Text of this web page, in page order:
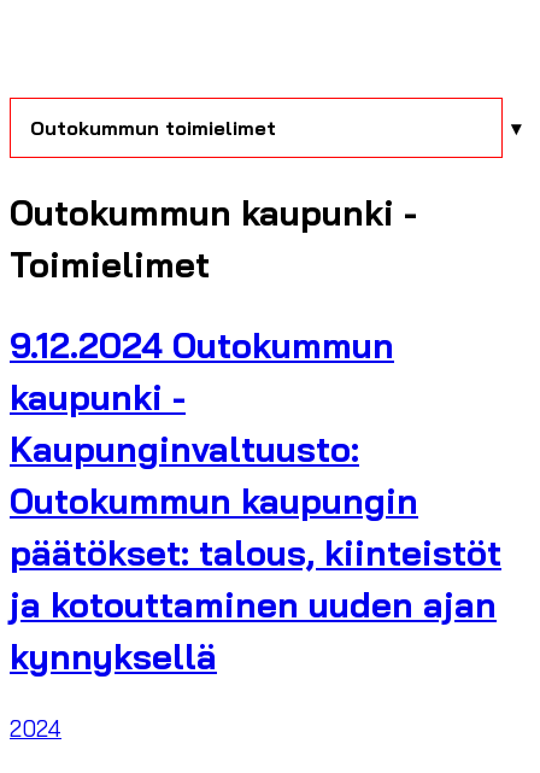
Outokummun toimielimet
Outokummun kaupunki -
Toimielimet
9.12.2024 Outokummun
kaupunki -
Kaupunginvaltuusto:
Outokummun kaupungin
päätökset: talous, kiinteistöt
ja kotouttaminen uuden ajan
kynnyksellä
2024